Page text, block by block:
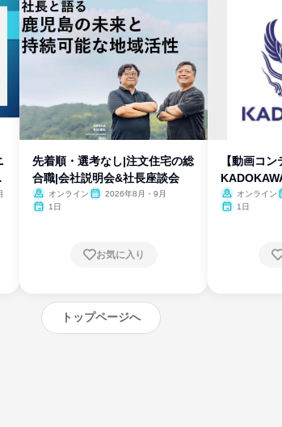
先着順・選考なし|注文住宅の総
合職|会社説明会&社長座談会
オンライン
2026年8月・9月
1日
お気に入り
【動画コン
オンライン
1日
トップページへ